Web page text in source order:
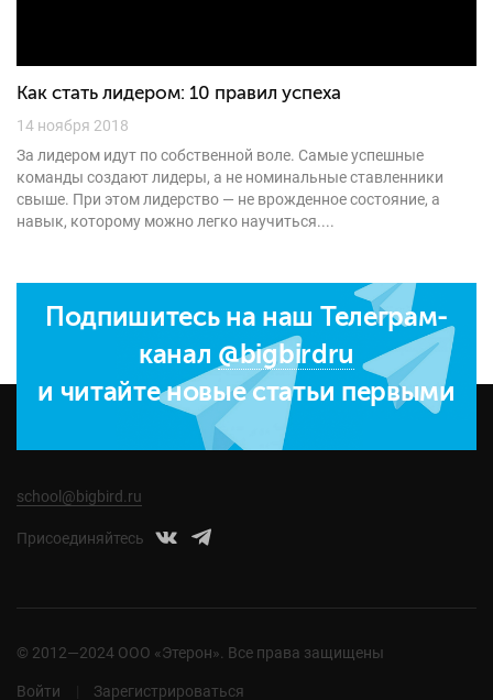
Как стать лидером: 10 правил успеха
14 ноября 2018
За лидером идут по собственной воле. Самые успешные
команды создают лидеры, а не номинальные ставленники
свыше. При этом лидерство — не врожденное состояние, а
навык, которому можно легко научиться....
Подпишитесь на наш Телеграм-
канал @bigbirdru
и читайте новые статьи первыми
school@bigbird.ru
Присоединяйтесь
© 2012—2024 ООО «Этерон». Все права защищены
Войти Зарегистрироваться